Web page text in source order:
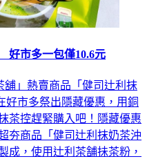
好市多一包僅10.6元
舖」熱賣商品「健司辻利抹
好市多祭出隱藏優惠，用銅
茶控趕緊購入吧！隱藏優惠
夯商品「健司辻利抹奶茶沖
成，使用辻利茶舗抺茶粉，